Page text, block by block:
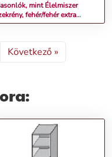
mint Élelmiszer
fehér/fehér extra
jobbos, AURORA
Következő »